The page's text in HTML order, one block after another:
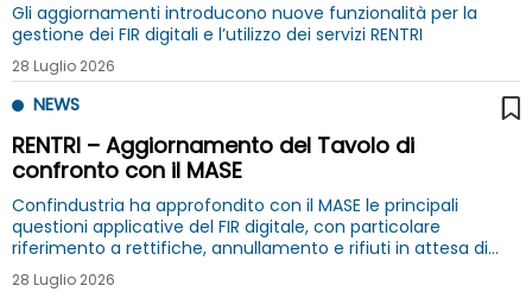
Gli aggiornamenti introducono nuove funzionalità per la
gestione dei FIR digitali e l’utilizzo dei servizi RENTRI
28 Luglio 2026
NEWS
RENTRI – Aggiornamento del Tavolo di
confronto con il MASE
Confindustria ha approfondito con il MASE le principali
questioni applicative del FIR digitale, con particolare
riferimento a rettifiche, annullamento e rifiuti in attesa di
verifica analitica
28 Luglio 2026